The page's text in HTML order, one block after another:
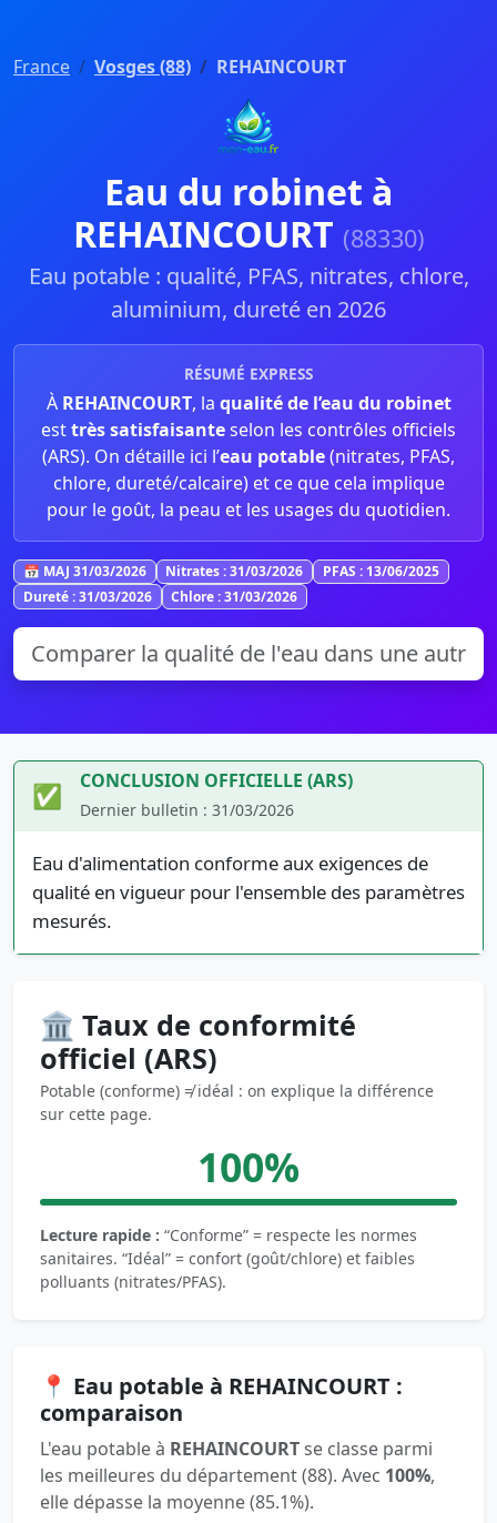
France Vosges (88) REHAINCOURT
Eau du robinet à
REHAINCOURT (88330)
Eau potable : qualité, PFAS, nitrates, chlore,
aluminium, dureté en 2026
RÉSUMÉ EXPRESS
À REHAINCOURT, la qualité de l’eau du robinet
esttrès satisfaisanteselon les contrôles officiels
(ARS). On détaille ici l’eau potable(nitrates, PFAS,
chlore, dureté/calcaire) et ce que cela implique
pour le goût, la peau et les usages du quotidien.
📅 MAJ 31/03/2026 Nitrates : 31/03/2026
PFAS : 13/06/2025
Dureté : 31/03/2026
Chlore : 31/03/2026
✅ CONCLUSION OFFICIELLE (ARS)
Dernier bulletin : 31/03/2026
Eau d'alimentation conforme aux exigences de
qualité en vigueur pour l'ensemble des paramètres
mesurés.
🏛️ Taux de conformité
officiel (ARS)
Potable (conforme) ≠ idéal : on explique la différence
sur cette page.
100%
Lecture rapide : “Conforme” = respecte les normes
sanitaires. “Idéal” = confort (goût/chlore) et faibles
polluants (nitrates/PFAS).
📍 Eau potable à REHAINCOURT :
comparaison
L'eau potable à REHAINCOURTse classe parmi
les meilleures du département (88). Avec 100%,
elle dépasse la moyenne (85.1%).